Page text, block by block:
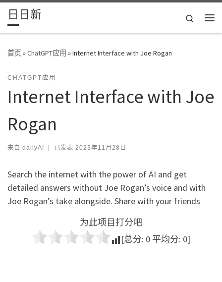
Skip to content
日日新
Search
首页»ChatGPT应用 »Internet Interface with Joe Rogan
CHATGPT应用
Internet Interface with Joe
Rogan
来自 dailyAI | 已发表 2023年11月28日
Search the internet with the power of AI and get
detailed answers without Joe Rogan’s voice and with
Joe Rogan’s take alongside. Share with your friends
为此项目打分吧
[总分: 0 平均分: 0]